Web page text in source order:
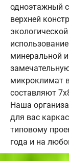
одноэтажный
верхней
минеральной
микроклимат
составляют
Наша
для вас
типовому
года и на